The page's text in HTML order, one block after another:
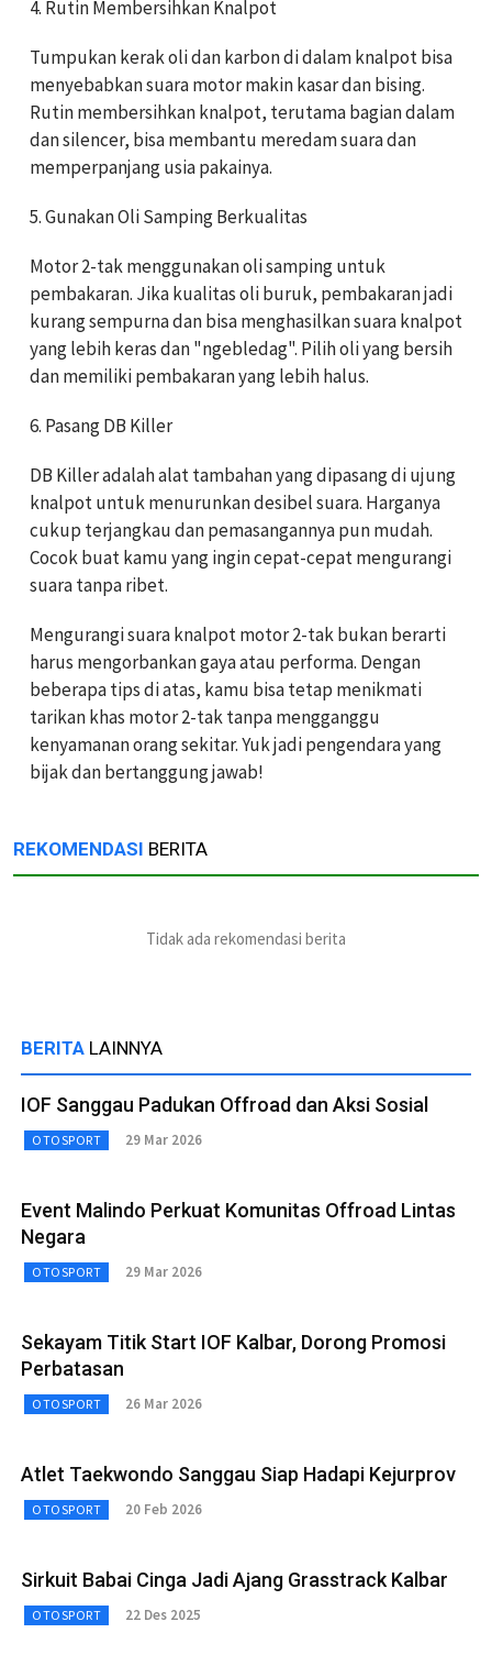
4. Rutin Membersihkan Knalpot
Tumpukan kerak oli dan karbon di dalam knalpot bisa
menyebabkan suara motor makin kasar dan bising.
Rutin membersihkan knalpot, terutama bagian dalam
dan silencer, bisa membantu meredam suara dan
memperpanjang usia pakainya.
5. Gunakan Oli Samping Berkualitas
Motor 2-tak menggunakan oli samping untuk
pembakaran. Jika kualitas oli buruk, pembakaran jadi
kurang sempurna dan bisa menghasilkan suara knalpot
yang lebih keras dan "ngebledag". Pilih oli yang bersih
dan memiliki pembakaran yang lebih halus.
6. Pasang DB Killer
DB Killer adalah alat tambahan yang dipasang di ujung
knalpot untuk menurunkan desibel suara. Harganya
cukup terjangkau dan pemasangannya pun mudah.
Cocok buat kamu yang ingin cepat-cepat mengurangi
suara tanpa ribet.
Mengurangi suara knalpot motor 2-tak bukan berarti
harus mengorbankan gaya atau performa. Dengan
beberapa tips di atas, kamu bisa tetap menikmati
tarikan khas motor 2-tak tanpa mengganggu
kenyamanan orang sekitar. Yuk jadi pengendara yang
bijak dan bertanggung jawab!
REKOMENDASI BERITA
Tidak ada rekomendasi berita
BERITA LAINNYA
IOF Sanggau Padukan Offroad dan Aksi Sosial
OTOSPORT 29 Mar 2026
Event Malindo Perkuat Komunitas Offroad Lintas
Negara
OTOSPORT 29 Mar 2026
Sekayam Titik Start IOF Kalbar, Dorong Promosi
Perbatasan
OTOSPORT 26 Mar 2026
Atlet Taekwondo Sanggau Siap Hadapi Kejurprov
OTOSPORT 20 Feb 2026
Sirkuit Babai Cinga Jadi Ajang Grasstrack Kalbar
OTOSPORT 22 Des 2025